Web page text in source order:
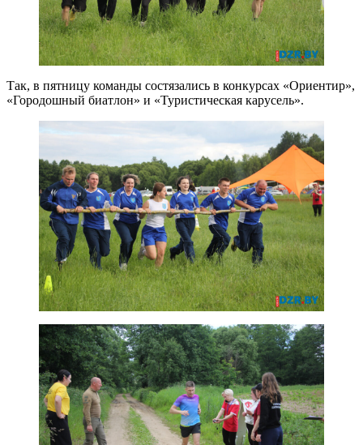
Так, в пятницу команды состязались в конкурсах «Ориентир»,
«Городошный биатлон» и «Туристическая карусель».